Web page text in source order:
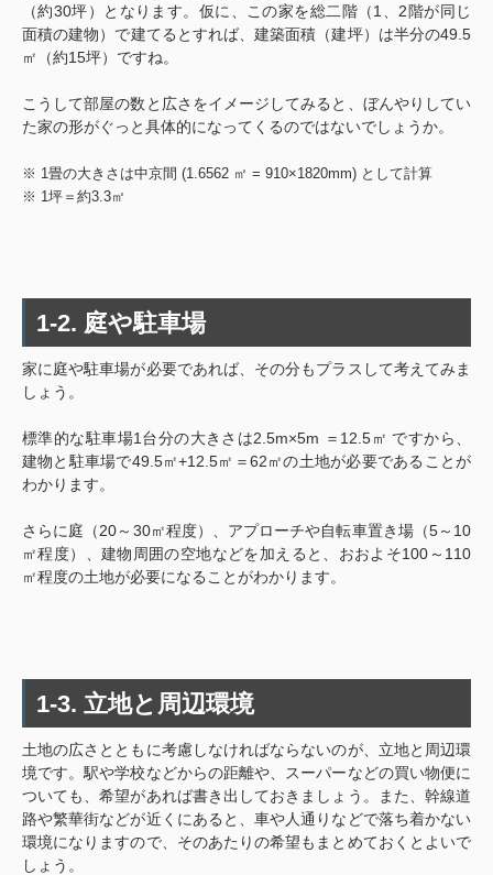
（約30坪）となります。仮に、この家を総二階（1、2階が同じ
面積の建物）で建てるとすれば、建築面積（建坪）は半分の49.5
㎡（約15坪）ですね。
こうして部屋の数と広さをイメージしてみると、ぼんやりしてい
た家の形がぐっと具体的になってくるのではないでしょうか。
※ 1畳の大きさは中京間 (1.6562 ㎡ = 910×1820mm) として計算
※ 1坪＝約3.3㎡
1-2. 庭や駐車場
家に庭や駐車場が必要であれば、その分もプラスして考えてみま
しょう。
標準的な駐車場1台分の大きさは2.5m×5m ＝12.5㎡ ですから、
建物と駐車場で49.5㎡+12.5㎡＝62㎡の土地が必要であることが
わかります。
さらに庭（20～30㎡程度）、アプローチや自転車置き場（5～10
㎡程度）、建物周囲の空地などを加えると、おおよそ100～110
㎡程度の土地が必要になることがわかります。
1-3. 立地と周辺環境
土地の広さとともに考慮しなければならないのが、立地と周辺環
境です。駅や学校などからの距離や、スーパーなどの買い物便に
ついても、希望があれば書き出しておきましょう。また、幹線道
路や繁華街などが近くにあると、車や人通りなどで落ち着かない
環境になりますので、そのあたりの希望もまとめておくとよいで
しょう。